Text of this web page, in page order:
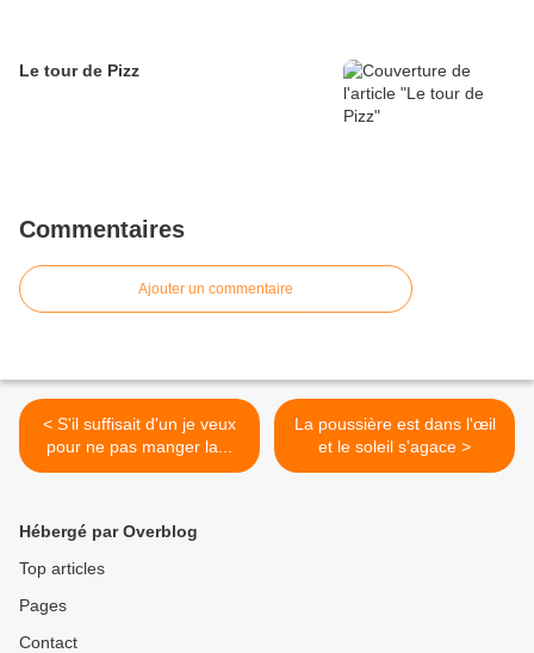
Le tour de Pizz
Commentaires
Ajouter un commentaire
< S'il suffisait d'un je veux
pour ne pas manger la...
La poussière est dans l'œil
et le soleil s'agace >
Hébergé par Overblog
Top articles
Pages
Contact